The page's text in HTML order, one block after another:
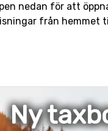
nedan för att
från hemmet
Ny